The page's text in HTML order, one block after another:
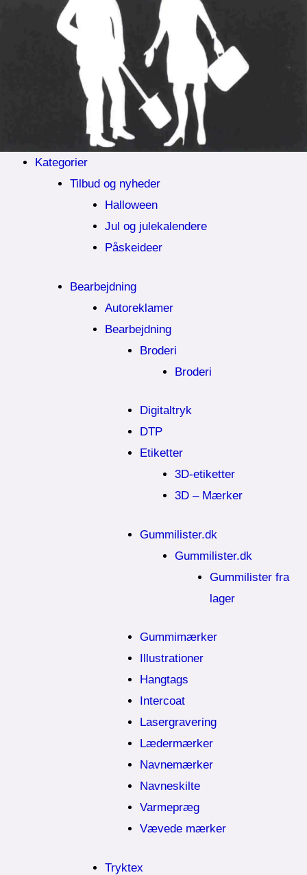
Kategorier
Tilbud og nyheder
Halloween
Jul og julekalendere
Påskeideer
Bearbejdning
Autoreklamer
Bearbejdning
Broderi
Broderi
Digitaltryk
DTP
Etiketter
3D-etiketter
3D – Mærker
Gummilister.dk
Gummilister.dk
Gummilister fra
lager
Gummimærker
Illustrationer
Hangtags
Intercoat
Lasergravering
Lædermærker
Navnemærker
Navneskilte
Varmepræg
Vævede mærker
Tryktex